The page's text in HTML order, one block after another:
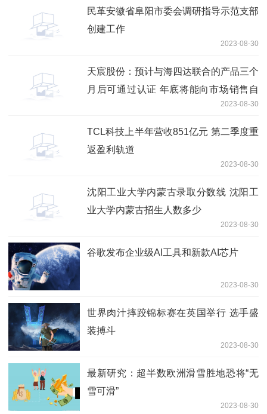
民革安徽省阜阳市委会调研指导示范支部
创建工作
2023-08-30
天宸股份：预计与海四达联合的产品三个
月后可通过认证 年底将能向市场销售自
2023-08-30
TCL科技上半年营收851亿元 第二季度重
返盈利轨道
2023-08-30
沈阳工业大学内蒙古录取分数线 沈阳工
业大学内蒙古招生人数多少
2023-08-30
谷歌发布企业级AI工具和新款AI芯片
2023-08-30
世界肉汁摔跤锦标赛在英国举行 选手盛
装搏斗
2023-08-30
最新研究：超半数欧洲滑雪胜地恐将“无
雪可滑”
2023-08-30